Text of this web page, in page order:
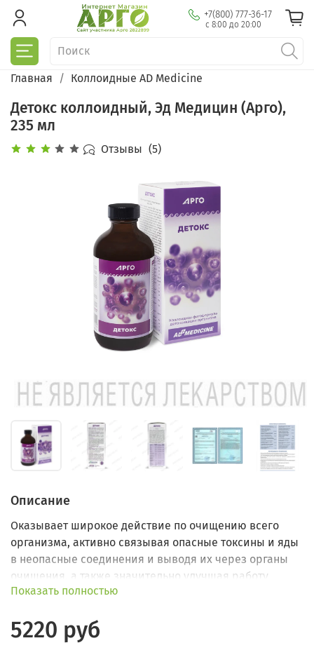
+7(800) 777-36-17
с 8:00 до 20:00
Главная Коллоидные AD Medicine
Детокс коллоидный, Эд Медицин (Арго),
235 мл
Отзывы (5)
Описание
Оказывает широкое действие по очищению всего
организма, активно связывая опасные токсины и яды
в неопасные соединения и выводя их через органы
очищения, а также значительно улучшая работу
печени и кишечника.
Показать полностью
5220 руб